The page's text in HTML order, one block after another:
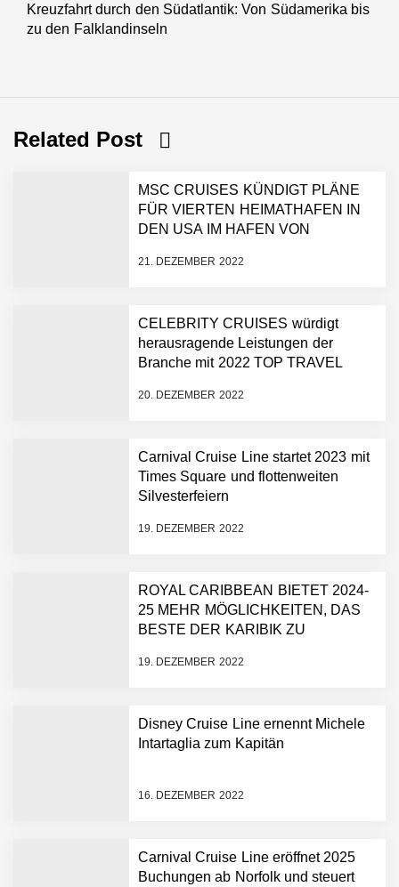
Next
post:
Kreuzfahrt durch den Südatlantik: Von Südamerika bis
zu den Falklandinseln
Related Post
MSC CRUISES KÜNDIGT PLÄNE
FÜR VIERTEN HEIMATHAFEN IN
DEN USA IM HAFEN VON
21. DEZEMBER 2022
CELEBRITY CRUISES würdigt
herausragende Leistungen der
Branche mit 2022 TOP TRAVEL
20. DEZEMBER 2022
Carnival Cruise Line startet 2023 mit
Times Square und flottenweiten
Silvesterfeiern
19. DEZEMBER 2022
ROYAL CARIBBEAN BIETET 2024-
25 MEHR MÖGLICHKEITEN, DAS
BESTE DER KARIBIK ZU
19. DEZEMBER 2022
Disney Cruise Line ernennt Michele
Intartaglia zum Kapitän
16. DEZEMBER 2022
Carnival Cruise Line eröffnet 2025
Buchungen ab Norfolk und steuert